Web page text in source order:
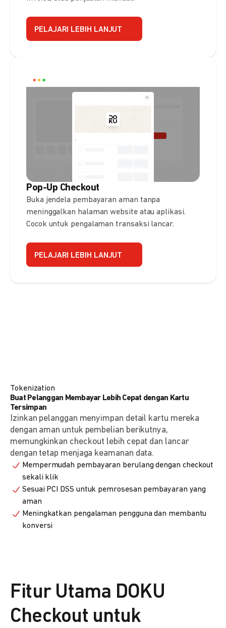
PELAJARI LEBIH LANJUT
Pop-Up Checkout
Buka jendela pembayaran aman tanpa
meninggalkan halaman website atau aplikasi.
Cocok untuk pengalaman transaksi lancar.
PELAJARI LEBIH LANJUT
Tokenization
Buat Pelanggan Membayar Lebih Cepat dengan Kartu
Tersimpan
Izinkan pelanggan menyimpan detail kartu mereka
dengan aman untuk pembelian berikutnya,
memungkinkan checkout lebih cepat dan lancar
dengan tetap menjaga keamanan data.
Mempermudah pembayaran berulang dengan checkout
sekali klik
Sesuai PCI DSS untuk pemrosesan pembayaran yang
aman
Meningkatkan pengalaman pengguna dan membantu
konversi
Fitur Utama DOKU
Checkout untuk